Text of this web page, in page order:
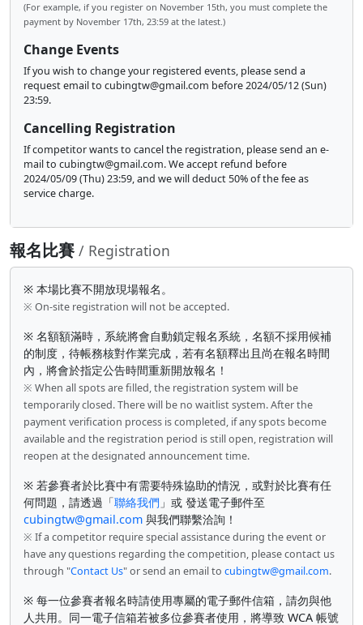
(For example, if you register on November 15th, you must complete the
payment by November 17th, 23:59 at the latest.)
Change Events
If you wish to change your registered events, please send a
request email to cubingtw@gmail.com before 2024/05/12 (Sun)
23:59.
Cancelling Registration
If competitor wants to cancel the registration, please send an e-
mail to cubingtw@gmail.com. We accept refund before
2024/05/09 (Thu) 23:59, and we will deduct 50% of the fee as
service charge.
報名比賽 / Registration
※ 本場比賽不開放現場報名。
※ On-site registration will not be accepted.
※ 名額額滿時，系統將會自動鎖定報名系統，名額不採用候補
的制度，待帳務核對作業完成，若有名額釋出且尚在報名時間
內，將會於指定公告時間重新開放報名！
※ When all spots are filled, the registration system will be
temporarily closed. There will be no waitlist system. After the
payment verification process is completed, if any spots become
available and the registration period is still open, registration will
reopen at the designated announcement time.
※ 若參賽者於比賽中有需要特殊協助的情況，或對於比賽有任
何問題，請透過「聯絡我們 」或 發送電子郵件至
cubingtw@gmail.com 與我們聯繫洽詢！
※ If a competitor require special assistance during the event or
have any questions regarding the competition, please contact us
through "Contact Us" or send an email to cubingtw@gmail.com.
※ 每一位參賽者報名時請使用專屬的電子郵件信箱，請勿與他
人共用。同一電子信箱若被多位參賽者使用，將導致 WCA 帳號